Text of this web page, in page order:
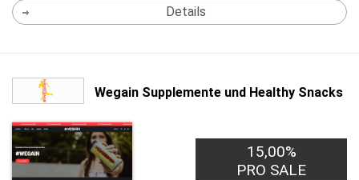
Details
Wegain Supplemente und Healthy Snacks
15,00%
PRO SALE